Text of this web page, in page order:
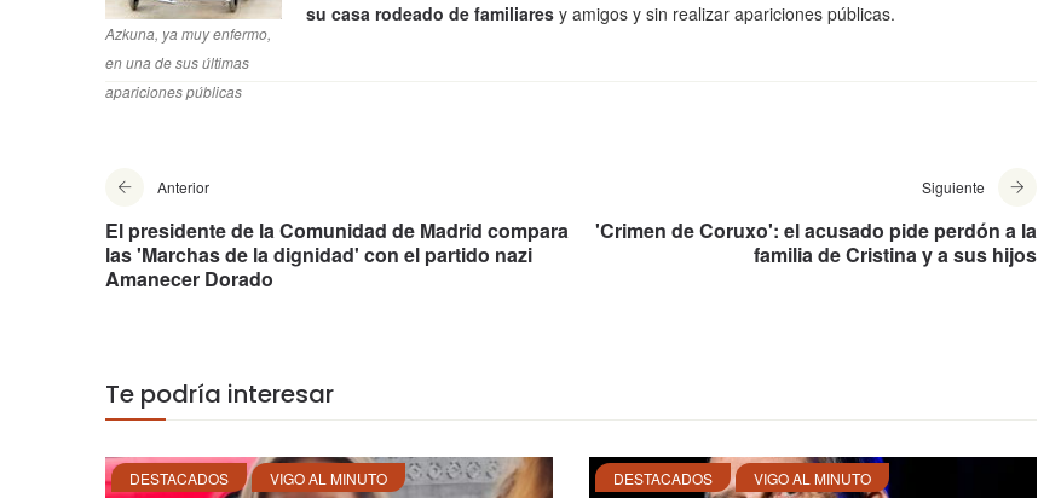
Azkuna, ya muy enfermo,
en una de sus últimas
apariciones públicas
su casa rodeado de familiares y amigos y sin realizar apariciones públicas.
Anterior
El presidente de la Comunidad de Madrid compara
las 'Marchas de la dignidad' con el partido nazi
Amanecer Dorado
Siguiente
'Crimen de Coruxo': el acusado pide perdón a la
familia de Cristina y a sus hijos
Te podría interesar
DESTACADOS VIGO AL MINUTO DESTACADOS VIGO AL MINUTO